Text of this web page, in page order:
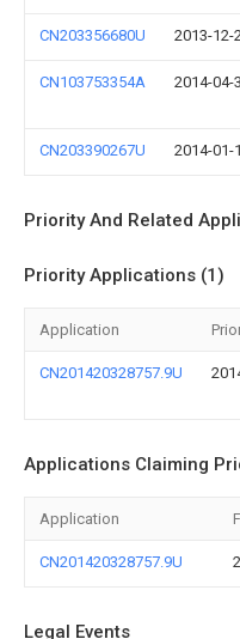
CN203356680U 2013-12-
CN103753354A 2014-04-
CN203390267U 2014-01-
Priority And Related
Priority Applications (1)
Application
CN201420328757.9U
Applications Claiming
Application
CN201420328757.9U
Legal Events